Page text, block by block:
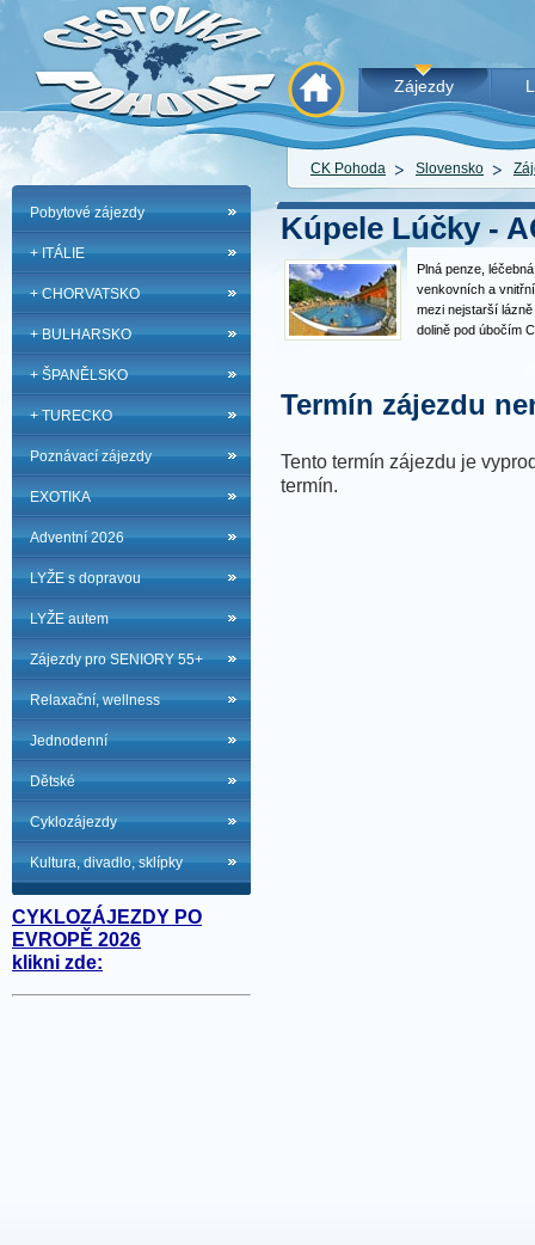
Zájezdy
CK Pohoda Slovensko
Pobytové zájezdy
+ ITÁLIE
+ CHORVATSKO
+ BULHARSKO
+ ŠPANĚLSKO
+ TURECKO
Poznávací zájezdy
EXOTIKA
Adventní 2026
LYŽE s dopravou
LYŽE autem
Zájezdy pro SENIORY 55+
Relaxační, wellness
Jednodenní
Dětské
Cyklozájezdy
Kultura, divadlo, sklípky
CYKLOZÁJEZDY PO
EVROPĚ 2026
klikni zde:
Kúpele Lúčky -
Plná penze,
venkovních a
mezi nejstarší
dolině pod úbočím
Termín zájezdu
Tento termín zájezdu je
termín.